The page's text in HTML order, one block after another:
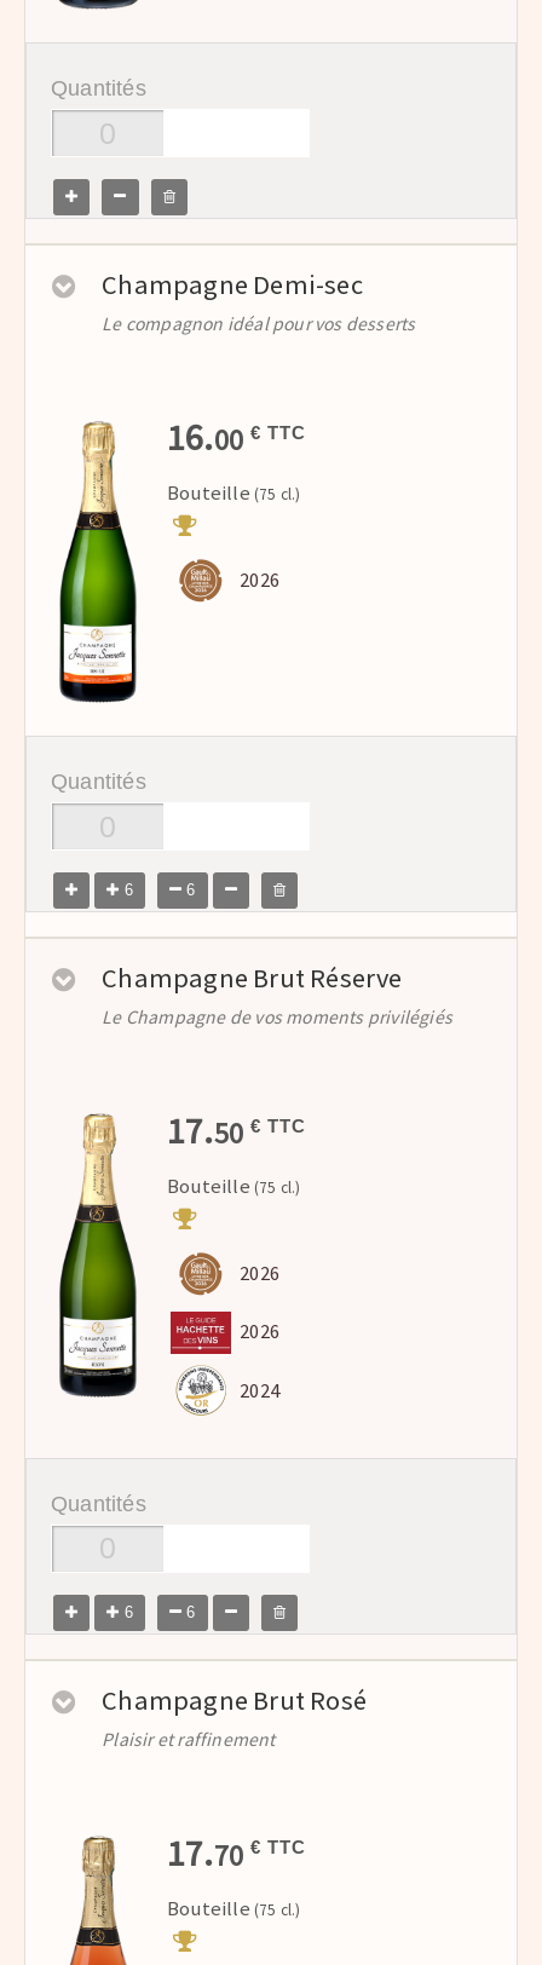
Quantités
Champagne Demi-sec
Le compagnon idéal pour vos desserts
16.00 € TTC
Bouteille (75 cl.)
2026
Quantités
6 6
Champagne Brut Réserve
Le Champagne de vos moments privilégiés
17.50 € TTC
Bouteille (75 cl.)
2026
2026
2024
Quantités
6 6
Champagne Brut Rosé
Plaisir et raffinement
17.70 € TTC
Bouteille (75 cl.)